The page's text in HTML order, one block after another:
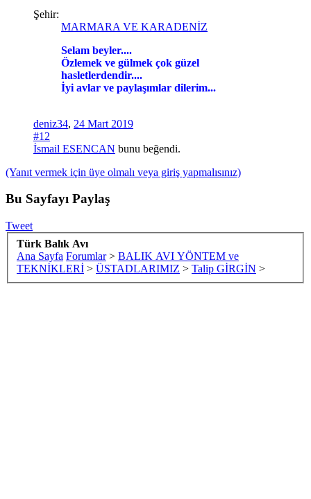
Şehir:
MARMARA VE KARADENİZ
Selam beyler....
Özlemek ve gülmek çok güzel
hasletlerdendir....
İyi avlar ve paylaşımlar dilerim...
deniz34, 24 Mart 2019
#12
İsmail ESENCAN bunu beğendi.
(Yanıt vermek için üye olmalı veya giriş yapmalısınız)
Bu Sayfayı Paylaş
Tweet
Türk Balık Avı
Ana Sayfa Forumlar > BALIK AVI YÖNTEM ve
TEKNİKLERİ > ÜSTADLARIMIZ > Talip GİRGİN >